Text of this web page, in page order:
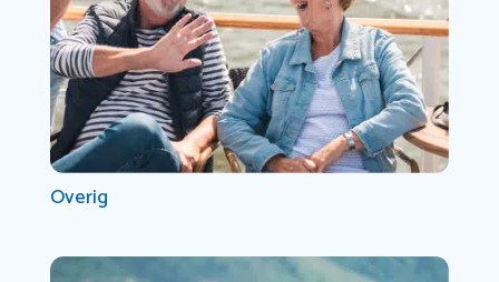
Overig